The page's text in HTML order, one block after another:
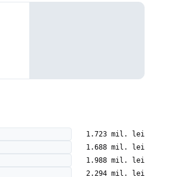
1.723 mil. lei
1.688 mil. lei
1.988 mil. lei
2.294 mil. lei